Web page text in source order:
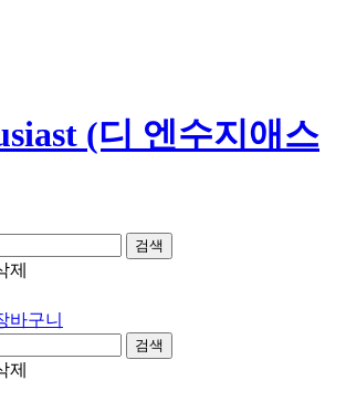
검색
제
바구니
검색
제